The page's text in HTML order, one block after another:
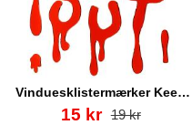
Vinduesklistermærker Keep
Out
Varenr 88513
pris
15 kr pris
19 kr